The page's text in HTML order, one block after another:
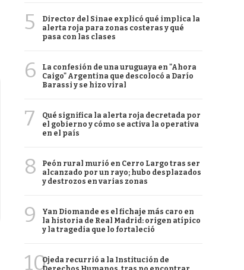
5
Director del Sinae explicó qué implica la
alerta roja para zonas costeras y qué
pasa con las clases
6
La confesión de una uruguaya en "Ahora
Caigo" Argentina que descolocó a Darío
Barassi y se hizo viral
7
Qué significa la alerta roja decretada por
el gobierno y cómo se activa la operativa
en el país
8
Peón rural murió en Cerro Largo tras ser
alcanzado por un rayo; hubo desplazados
y destrozos en varias zonas
9
Yan Diomande es el fichaje más caro en
la historia de Real Madrid: origen atípico
y la tragedia que lo fortaleció
10Ojeda recurrió a la Institución de